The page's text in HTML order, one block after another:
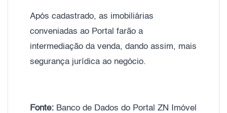
Após cadastrado, as imobiliárias
conveniadas ao Portal farão a
intermediação da venda, dando assim, mais
segurança jurídica ao negócio.
Fonte: Banco de Dados do Portal ZN Imóvel